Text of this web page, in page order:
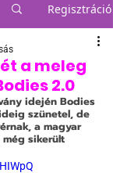
Regisztráció
a meleg
2.0
idején Bodies
szünetel, de
a magyar
sikerült